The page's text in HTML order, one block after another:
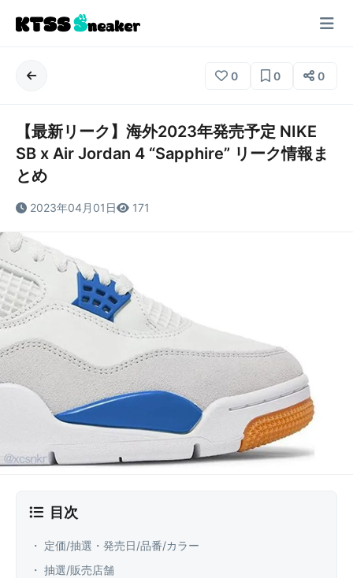
0 0 0
【最新リーク】海外2023年発売予定 NIKE
SB x Air Jordan 4 “Sapphire” リーク情報ま
とめ
2023年04月01日 171
目次
・ 定価/抽選・発売日/品番/カラー
・ 抽選/販売店舗